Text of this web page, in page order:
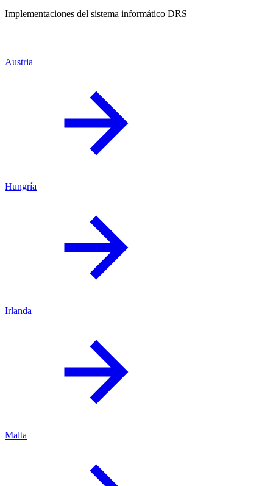
Implementaciones del sistema informático DRS
Austria
Hungría
Irlanda
Malta